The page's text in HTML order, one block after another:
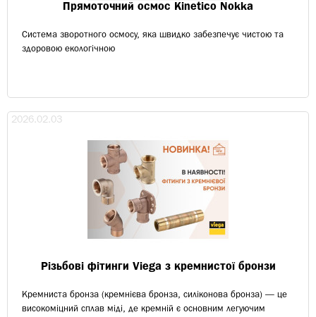
Прямоточний осмос Kinetico Nokka
Cистема зворотного осмосу, яка швидко забезпечує чистою та
здоровою екологічною
2026.02.03
Різьбові фітинги Viega з кремнистої бронзи
Кремниста бронза (кремнієва бронза, силіконова бронза) — це
високоміцний сплав міді, де кремній є основним легуючим